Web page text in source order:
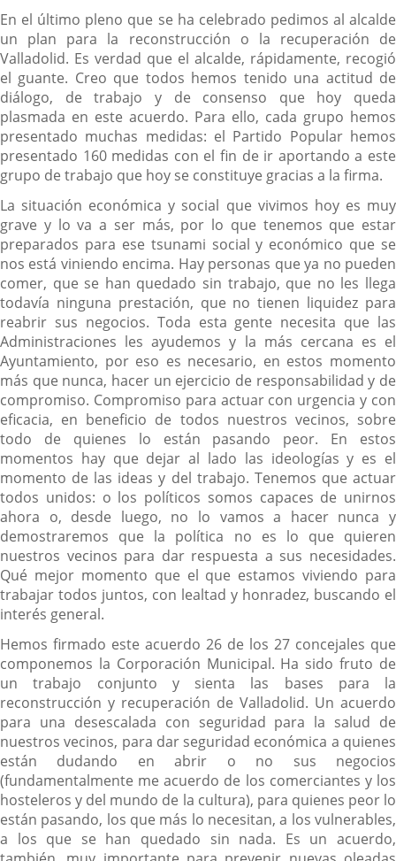
En el último pleno que se ha celebrado pedimos al alcalde
un plan para la reconstrucción o la recuperación de
Valladolid. Es verdad que el alcalde, rápidamente, recogió
el guante. Creo que todos hemos tenido una actitud de
diálogo, de trabajo y de consenso que hoy queda
plasmada en este acuerdo. Para ello, cada grupo hemos
presentado muchas medidas: el Partido Popular hemos
presentado 160 medidas con el fin de ir aportando a este
grupo de trabajo que hoy se constituye gracias a la firma.
La situación económica y social que vivimos hoy es muy
grave y lo va a ser más, por lo que tenemos que estar
preparados para ese tsunami social y económico que se
nos está viniendo encima. Hay personas que ya no pueden
comer, que se han quedado sin trabajo, que no les llega
todavía ninguna prestación, que no tienen liquidez para
reabrir sus negocios. Toda esta gente necesita que las
Administraciones les ayudemos y la más cercana es el
Ayuntamiento, por eso es necesario, en estos momento
más que nunca, hacer un ejercicio de responsabilidad y de
compromiso. Compromiso para actuar con urgencia y con
eficacia, en beneficio de todos nuestros vecinos, sobre
todo de quienes lo están pasando peor. En estos
momentos hay que dejar al lado las ideologías y es el
momento de las ideas y del trabajo. Tenemos que actuar
todos unidos: o los políticos somos capaces de unirnos
ahora o, desde luego, no lo vamos a hacer nunca y
demostraremos que la política no es lo que quieren
nuestros vecinos para dar respuesta a sus necesidades.
Qué mejor momento que el que estamos viviendo para
trabajar todos juntos, con lealtad y honradez, buscando el
interés general.
Hemos firmado este acuerdo 26 de los 27 concejales que
componemos la Corporación Municipal. Ha sido fruto de
un trabajo conjunto y sienta las bases para la
reconstrucción y recuperación de Valladolid. Un acuerdo
para una desescalada con seguridad para la salud de
nuestros vecinos, para dar seguridad económica a quienes
están dudando en abrir o no sus negocios
(fundamentalmente me acuerdo de los comerciantes y los
hosteleros y del mundo de la cultura), para quienes peor lo
están pasando, los que más lo necesitan, a los vulnerables,
a los que se han quedado sin nada. Es un acuerdo,